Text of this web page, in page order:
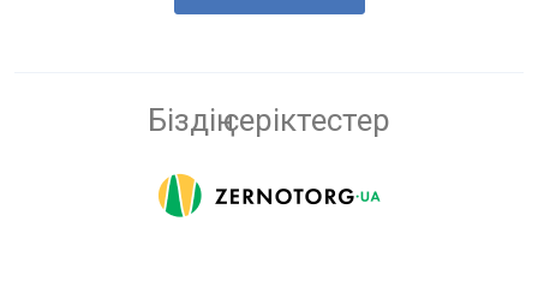
Біздің серіктестер